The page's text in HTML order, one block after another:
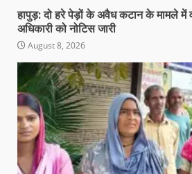
हापुड़: दो हरे पेड़ों के अवैध कटान के मामले में
अधिकारी को नोटिस जारी
August 8, 2026